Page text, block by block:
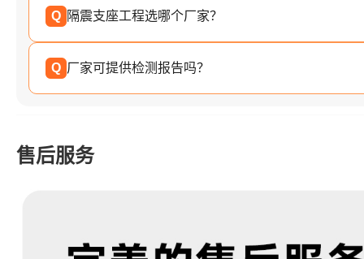
Q 隔震支座工程选哪个厂家？
Q 厂家可提供检测报告吗？
售后服务